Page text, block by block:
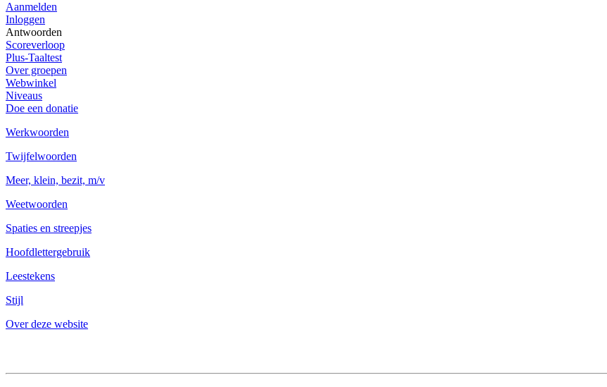
Aanmelden
Inloggen
Antwoorden
Scoreverloop
Plus-Taaltest
Over groepen
Webwinkel
Niveaus
Doe een donatie
Werkwoorden
Twijfelwoorden
Meer, klein, bezit, m/v
Weetwoorden
Spaties en streepjes
Hoofdlettergebruik
Leestekens
Stijl
Over deze website